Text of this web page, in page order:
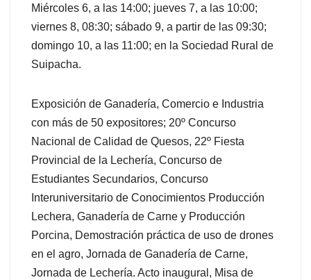
Miércoles 6, a las 14:00; jueves 7, a las 10:00;
viernes 8, 08:30; sábado 9, a partir de las 09:30;
domingo 10, a las 11:00; en la Sociedad Rural de
Suipacha.
Exposición de Ganadería, Comercio e Industria
con más de 50 expositores; 20º Concurso
Nacional de Calidad de Quesos, 22º Fiesta
Provincial de la Lechería, Concurso de
Estudiantes Secundarios, Concurso
Interuniversitario de Conocimientos Producción
Lechera, Ganadería de Carne y Producción
Porcina, Demostración práctica de uso de drones
en el agro, Jornada de Ganadería de Carne,
Jornada de Lechería. Acto inaugural, Misa de